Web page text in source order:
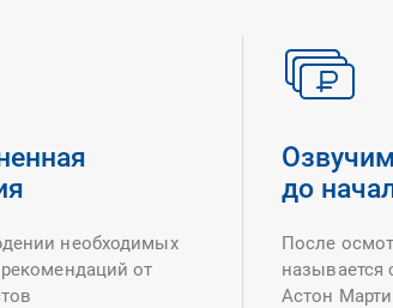
необходимых
от
до
После
называется
Астон